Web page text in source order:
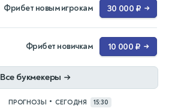
Фрибет новым игрокам 30 000 ₽ →
Фрибет новичкам 10 000 ₽ →
Все букмекеры →
ПРОГНОЗЫ • СЕГОДНЯ 15:30